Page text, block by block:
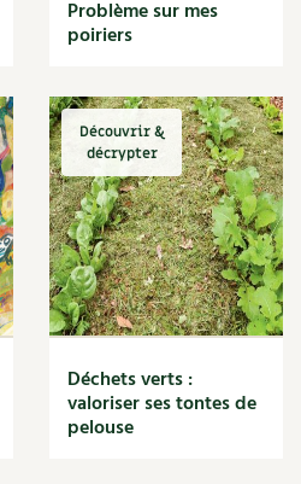
Problème sur mes
poiriers
Découvrir &
décrypter
Déchets verts :
valoriser ses tontes de
pelouse